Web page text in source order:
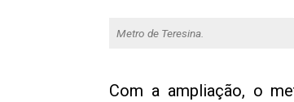
Metro de Teresina.
Com a ampliação, o